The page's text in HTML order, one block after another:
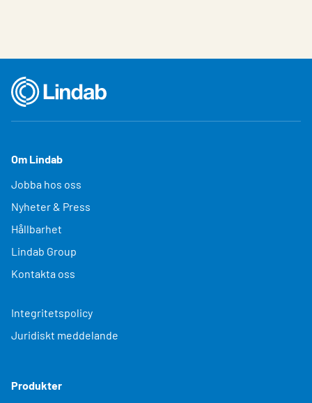
Om Lindab
Jobba hos oss
Nyheter & Press
Hållbarhet
Lindab Group
Kontakta oss
Integritetspolicy
Juridiskt meddelande
Produkter